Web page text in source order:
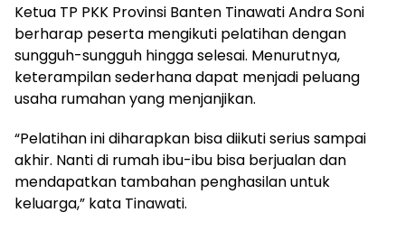
Ketua TP PKK Provinsi Banten Tinawati Andra Soni
berharap peserta mengikuti pelatihan dengan
sungguh-sungguh hingga selesai. Menurutnya,
keterampilan sederhana dapat menjadi peluang
usaha rumahan yang menjanjikan.
“Pelatihan ini diharapkan bisa diikuti serius sampai
akhir. Nanti di rumah ibu-ibu bisa berjualan dan
mendapatkan tambahan penghasilan untuk
keluarga,” kata Tinawati.